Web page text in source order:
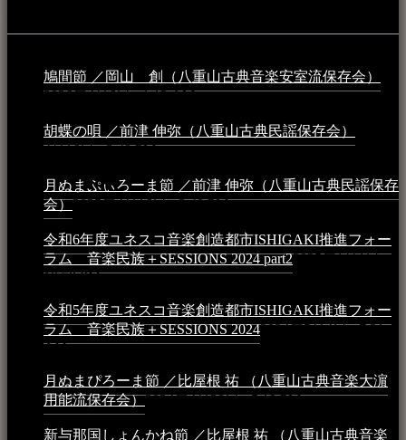
鳩間節 ／岡山 創（八重山古典音楽安室流保存会）
2026年4月6日 - 1:13 AM
胡蝶の唄 ／前津 伸弥（八重山古典民謡保存会）
4月16日 - 3:48 PM
月ぬまぷぃろーま節 ／前津 伸弥（八重山古典民謡保存
会）2025年4月16日 - 3:48 PM
令和6年度ユネスコ音楽創造都市ISHIGAKI推進フォー
ラム 音楽民族＋SESSIONS 2024 part22025年1月1日 -
10:50 PM
令和5年度ユネスコ音楽創造都市ISHIGAKI推進フォー
ラム 音楽民族＋SESSIONS 20242024年5月4日 - 7:21
AM
月ぬまぴろーま節 ／比屋根 祐 （八重山古典音楽大濵
用能流保存会）2024年4月20日 - 5:19 PM
新与那国しょんかね節 ／比屋根 祐 （八重山古典音楽